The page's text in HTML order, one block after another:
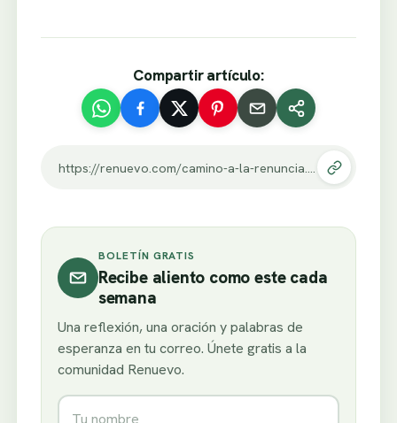
Compartir artículo:
https://renuevo.com/camino-a-la-renuncia.html
BOLETÍN GRATIS
Recibe aliento como este cada
semana
Una reflexión, una oración y palabras de
esperanza en tu correo. Únete gratis a la
comunidad Renuevo.
Nombre